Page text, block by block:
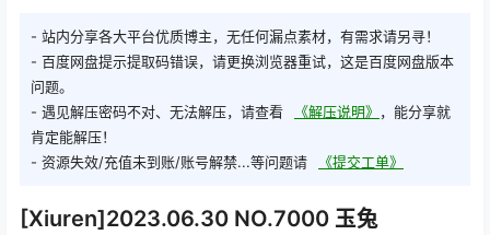
- 站内分享各大平台优质博主，无任何漏点素材，有需求请另寻！
- 百度网盘提示提取码错误，请更换浏览器重试，这是百度网盘版本
问题。
- 遇见解压密码不对、无法解压，请查看
《解压说明》 ，能分享就
肯定能解压！
- 资源失效/充值未到账/账号解禁...等问题请
《提交工单》
[Xiuren]2023.06.30 NO.7000 玉兔